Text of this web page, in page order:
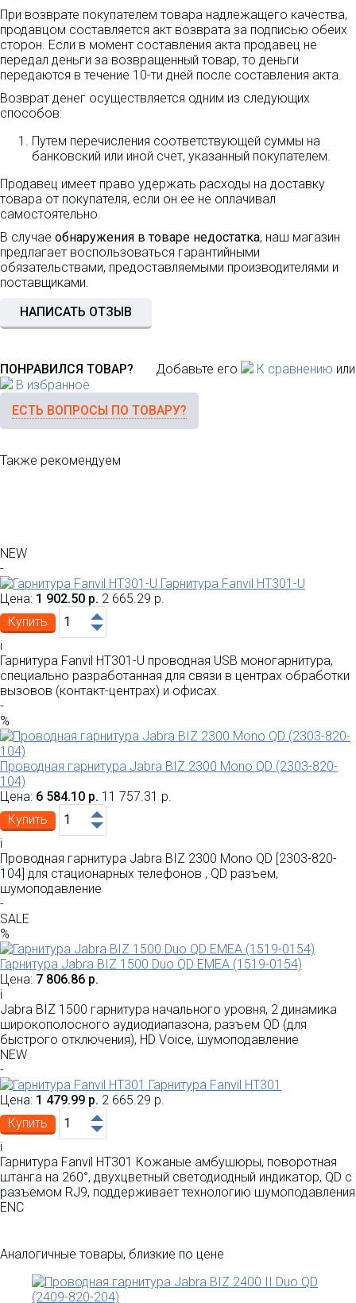
При возврате покупателем товара надлежащего качества,
продавцом составляется акт возврата за подписью обеих
сторон. Если в момент составления акта продавец не
передал деньги за возвращенный товар, то деньги
передаются в течение 10-ти дней после составления акта.
Возврат денег осуществляется одним из следующих
способов:
Путем перечисления соответствующей суммы на
банковский или иной счет, указанный покупателем.
Продавец имеет право удержать расходы на доставку
товара от покупателя, если он ее не оплачивал
самостоятельно.
В случае обнаружения в товаре недостатка, наш магазин
предлагает воспользоваться гарантийными
обязательствами, предоставляемыми производителями и
поставщиками.
НАПИСАТЬ ОТЗЫВ
ПОНРАВИЛСЯ ТОВАР? Добавьте его К сравнению или
В избранное
ЕСТЬ ВОПРОСЫ ПО ТОВАРУ?
Также рекомендуем
NEW
-
Гарнитура Fanvil HT301-U
Цена: 1 902.50 р. 2 665.29 р.
Купить
i
Гарнитура Fanvil HT301-U проводная USB моногарнитура,
специально разработанная для связи в центрах обработки
вызовов (контакт-центрах) и офисах.
-
%
Проводная гарнитура Jabra BIZ 2300 Mono QD (2303-820-
104)
Цена: 6 584.10 р. 11 757.31 р.
Купить
i
Проводная гарнитура Jabra BIZ 2300 Mono QD [2303-820-
104] для стационарных телефонов , QD разъем,
шумоподавление
-
SALE
%
Гарнитура Jabra BIZ 1500 Duo QD EMEA (1519-0154)
Цена: 7 806.86 р.
i
Jabra BIZ 1500 гарнитура начального уровня, 2 динамика
широкополосного аудиодиапазона, разъем QD (для
быстрого отключения), HD Voice, шумоподавление
NEW
-
Гарнитура Fanvil HT301
Цена: 1 479.99 р. 2 665.29 р.
Купить
i
Гарнитура Fanvil HT301 Кожаные амбушюры, поворотная
штанга на 260°, двухцветный светодиодный индикатор, QD с
разъемом RJ9, поддерживает технологию шумоподавления
ENC
Аналогичные товары, близкие по цене